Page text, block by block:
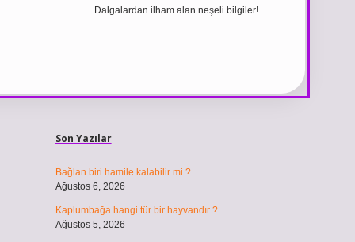
Dalgalardan ilham alan neşeli bilgiler!
Son Yazılar
Bağlan biri hamile kalabilir mi ?
Ağustos 6, 2026
Kaplumbağa hangi tür bir hayvandır ?
Ağustos 5, 2026